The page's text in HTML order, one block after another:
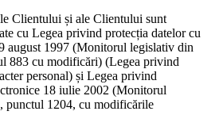
Clientului și ale Clientului sunt
cu Legea privind protecția datelor cu
august 1997 (Monitorul legislativ din
883 cu modificări) (Legea privind
personal) și Legea privind
18 iulie 2002 (Monitorul
punctul 1204, cu modificările